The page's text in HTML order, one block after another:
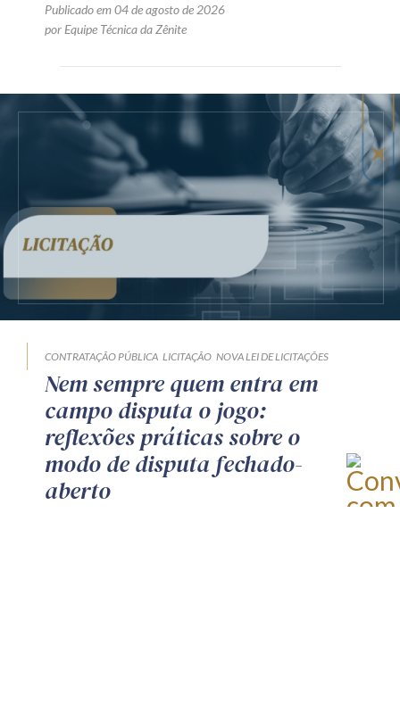
Publicado em 04 de agosto de 2026
por Equipe Técnica da Zênite
CONTRATAÇÃO PÚBLICA LICITAÇÃO NOVA LEI DE LICITAÇÕES
Nem sempre quem entra em
campo disputa o jogo:
reflexões práticas sobre o
modo de disputa fechado-
aberto